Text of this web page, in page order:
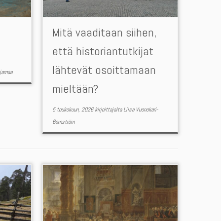
Mitä vaaditaan siihen,
että historiantutkijat
lähtevät osoittamaan
mieltään?
5 toukokuun, 2026 kirjoittajaltaLiisa Vuonokari-
Bomström